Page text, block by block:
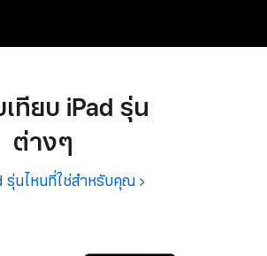
ทียบ iPad รุ่น
ต่างๆ
รุ่นไหนที่ใช่สำหรับคุณ